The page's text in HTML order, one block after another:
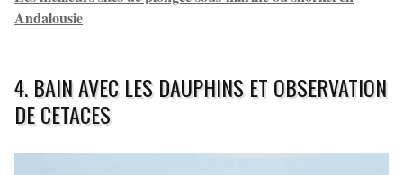
Andalousie
4. BAIN AVEC LES DAUPHINS ET OBSERVATION
DE CETACES